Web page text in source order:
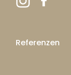
Referenzen